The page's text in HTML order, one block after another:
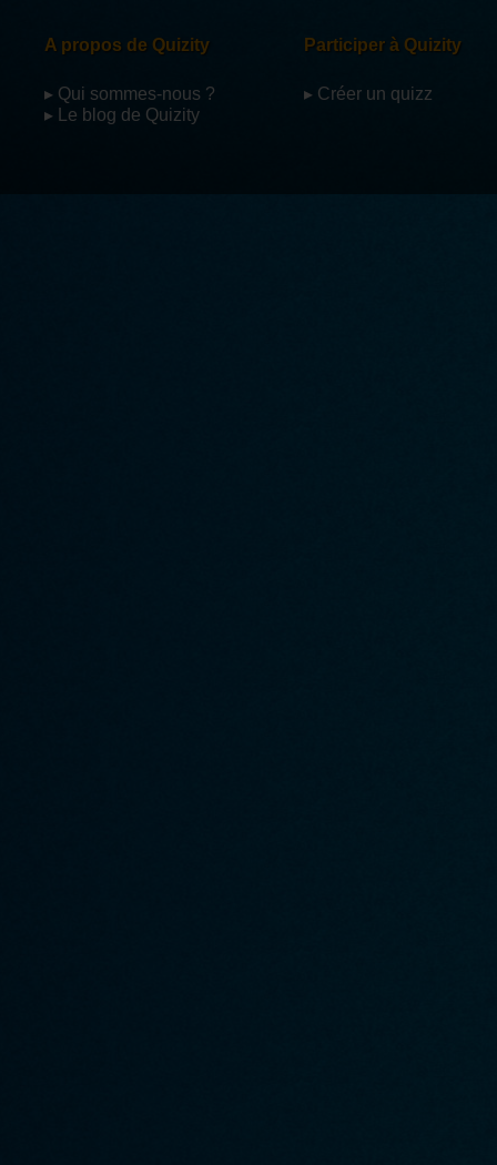
A propos de Quizity
▸ Qui sommes-nous ?
▸ Le blog de Quizity
Participer à Quizity
▸ Créer un quizz